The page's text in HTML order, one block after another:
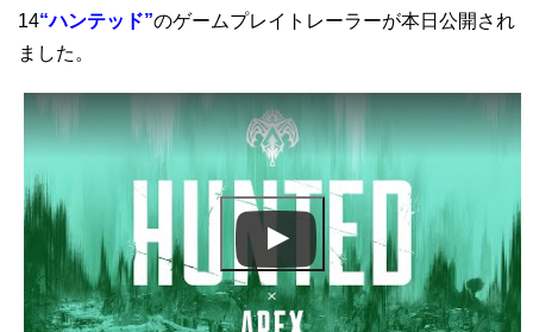
14“ハンテッド”のゲームプレイトレーラーが本日公開され
ました。
この動画を YouTube で視聴